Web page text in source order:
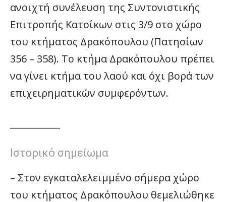
ανοιχτή συνέλευση της Συντονιστικής
Επιτροπής Κατοίκων στις 3/9 στο χώρο
του κτήματος Δρακόπουλου (Πατησίων
356 – 358). Το κτήμα Δρακόπουλου πρέπει
να γίνει κτήμα του λαού και όχι βορά των
επιχειρηματικών συμφερόντων.
Ιστορικό σημείωμα
– Στον εγκαταλελειμμένο σήμερα χώρο
του κτήματος Δρακόπουλου θεμελιώθηκε